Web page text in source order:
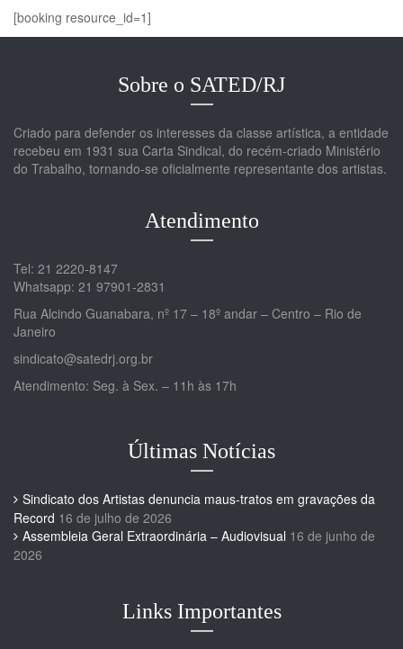
[booking resource_id=1]
Sobre o SATED/RJ
Criado para defender os interesses da classe artística, a entidade
recebeu em 1931 sua Carta Sindical, do recém-criado Ministério
do Trabalho, tornando-se oficialmente representante dos artistas.
Atendimento
Tel: 21 2220-8147
Whatsapp: 21 97901-2831
Rua Alcindo Guanabara, nº 17 – 18º andar – Centro – Rio de
Janeiro
sindicato@satedrj.org.br
Atendimento: Seg. à Sex. – 11h às 17h
Últimas Notícias
Sindicato dos Artistas denuncia maus-tratos em gravações da
Record 16 de julho de 2026
Assembleia Geral Extraordinária – Audiovisual 16 de junho de
2026
Links Importantes